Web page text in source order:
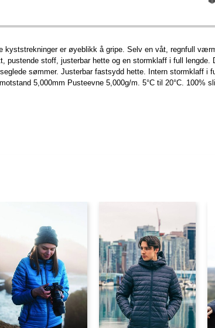
kyststrekninger er øyeblikk å gripe. Selv en våt, regnfull
pustende stoff, justerbar hette og en stormklaff i full
sømmer. Justerbar fastsydd hette. Intern stormklaff i
5,000mm Pusteevne 5,000g/m. 5°C til 20°C. 100%